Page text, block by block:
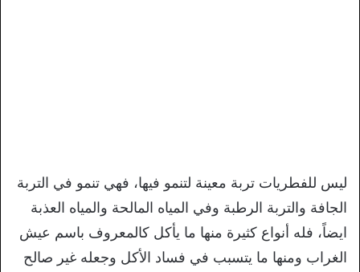
ليس للفطريات تربة معينة لتنمو فيها، فهي تنمو في التربة
الجافة والتربة الرطبة وفي المياه المالحة والمياه العذبة
ايضاً، فله أنواع كثيرة منها ما يأكل كالمعروف باسم عيش
الغراب ومنها ما يتسبب في فساد الأكل وجعله غير صالح